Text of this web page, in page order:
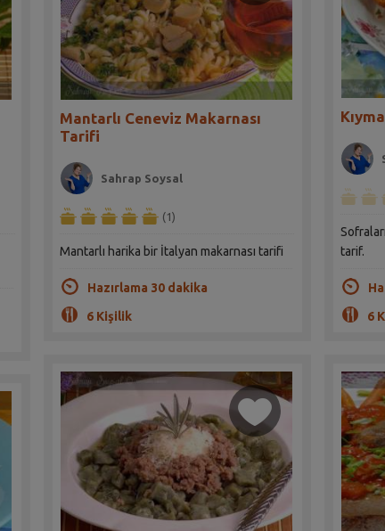
Mantarlı Ceneviz Makarnası
Tarifi
Sahrap Soysal
(1)
Mantarlı harika bir İtalyan makarnası tarifi
Hazırlama 30 dakika
6 Kişilik
tarif.
6